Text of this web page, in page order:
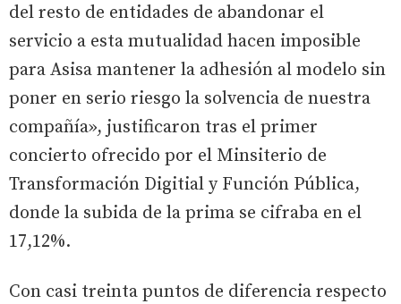
del resto de entidades de abandonar el
servicio a esta mutualidad hacen imposible
para Asisa mantener la adhesión al modelo sin
poner en serio riesgo la solvencia de nuestra
compañía», justificaron tras el primer
concierto ofrecido por el Minsiterio de
Transformación Digitial y Función Pública,
donde la subida de la prima se cifraba en el
17,12%.
Con casi treinta puntos de diferencia respecto